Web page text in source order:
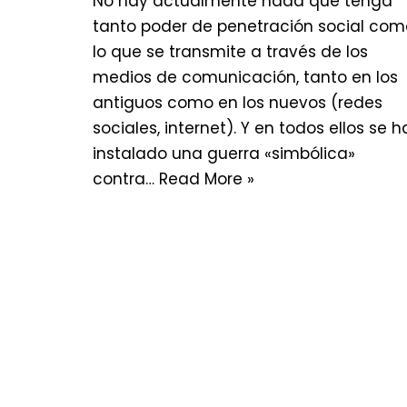
tanto poder de penetración social
lo que se transmite a través de los
medios de comunicación, tanto en los
antiguos como en los nuevos (redes
sociales, internet). Y en todos ellos se
instalado una guerra «simbólica»
contra… Read More »